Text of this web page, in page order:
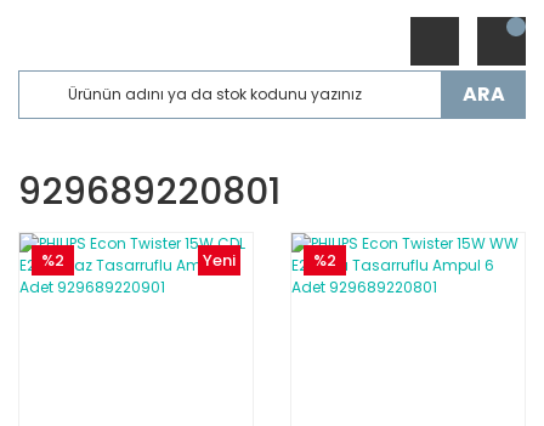
ARA
929689220801
Yeni
%2 %2